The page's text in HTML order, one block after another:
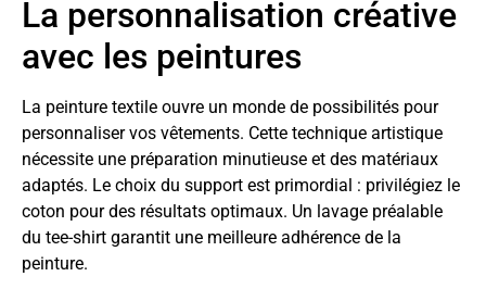
La personnalisation créative
avec les peintures
La peinture textile ouvre un monde de possibilités pour
personnaliser vos vêtements. Cette technique artistique
nécessite une préparation minutieuse et des matériaux
adaptés. Le choix du support est primordial : privilégiez le
coton pour des résultats optimaux. Un lavage préalable
du tee-shirt garantit une meilleure adhérence de la
peinture.